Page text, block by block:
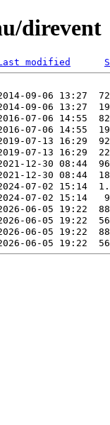
direvent
modified